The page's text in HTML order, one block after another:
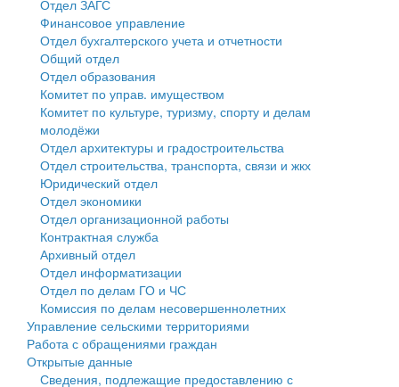
Государственные услуги
Промышленность и АПК
Экономика и бизнес
Символика
Устав
Гостям округа
Туризм
Культура
Образование
Здравоохранение
Социальная защита
Фотоальбом
муниципального округа Тверской области
Администрация Кашинского муниципального округа
Тверской области
Управление сельскими территориями
Открытые данные
Работа с обращениями граждан
Муниципальный контроль
Муниципальные услуги
Проекты административных регламентов
Антимонопольный комплаенс
Противодействие коррупции
Финансовое управление
Бюджет для граждан
Имущество
Выявление правообладателей ранее учтенных
объектов недвижимости
Имущественная поддержка субъектов малого и
среднего предпринимательства
Информационная поддержка субъектов малого и
среднего предпринимательства
Муниципальные программы
Контрольно-счетная палата
Отдел ЗАГС
Финансовое управление
Отдел бухгалтерского учета и отчетности
Общий отдел
Отдел образования
Комитет по управ. имуществом
Комитет по культуре, туризму, спорту и делам
молодёжи
Отдел архитектуры и градостроительства
Отдел строительства, транспорта, связи и жкх
Юридический отдел
Отдел экономики
Отдел организационной работы
Контрактная служба
Архивный отдел
Отдел информатизации
Отдел по делам ГО и ЧС
Комиссия по делам несовершеннолетних
Управление сельскими территориями
Работа с обращениями граждан
Открытые данные
Сведения, подлежащие предоставлению с